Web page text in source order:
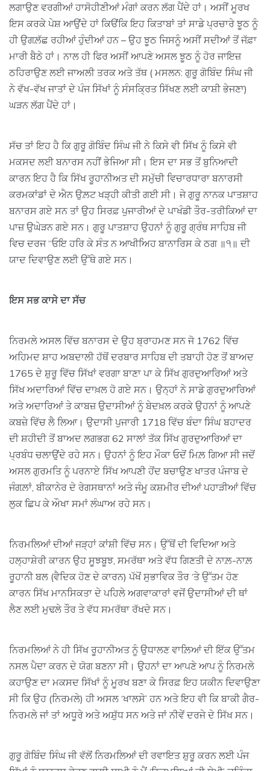
ਲਗਾਉਣ ਵਰਗੀਆਂ ਹਾਸੋਹੀਣੀਆਂ ਮੰਗਾਂ ਕਰਨ ਲੱਗ ਪੈਂਦੇ ਹਾਂ। ਅਸੀਂ ਮੂਰਖ
ਇਸ ਕਰਕੇ ਪੇਸ਼ ਆਉਂਦੇ ਹਾਂ ਕਿੳਂਕਿ ਇਹ ਕਿਤਾਬਾਂ ਤਾਂ ਸਾਡੇ ਪ੍ਰਚਾਰੇ ਝੂਠ ਨੂੰ
ਹੀ ਉਗਲ਼ੱਛ ਰਹੀਆਂ ਹੁੰਦੀਆਂ ਹਨ – ਉਹ ਝੂਠ ਜਿਸਨੂੰ ਅਸੀਂ ਸਦੀਆਂ ਤੋਂ ਜੱਫ਼ਾ
ਮਾਰੀ ਬੈਠੇ ਹਾਂ। ਨਾਲ ਹੀ ਫਿਰ ਅਸੀਂ ਆਪਣੇ ਅਸਲ ਝੂਠ ਨੂੰ ਹੋਰ ਜਾਇਜ਼
ਠਹਿਰਾਉਣ ਲਈ ਜਾਅਲੀ ਤਰਕ ਅਤੇ ਤੱਥ ( ਮਸਲਨ: ਗੁਰੂ ਗੋਬਿੰਦ ਸਿੰਘ ਜੀ
ਨੇ ਵੱਖ-ਵੱਖ ਜਾਤਾਂ ਦੇ ਪੰਜ ਸਿੱਖਾਂ ਨੂੰ ਸੰਸਕ੍ਰਿਤ ਸਿੱਖਣ ਲਈ ਕਾਸ਼ੀ ਭੇਜਣਾ)
ਘੜਨ ਲੱਗ ਪੈਂਦੇ ਹਾਂ।
ਸੱਚ ਤਾਂ ਇਹ ਹੈ ਕਿ ਗੁਰੂ ਗੋਬਿੰਦ ਸਿੰਘ ਜੀ ਨੇ ਕਿਸੇ ਵੀ ਸਿੱਖ ਨੂੰ ਕਿਸੇ ਵੀ
ਮਕਸਦ ਲਈ ਬਨਾਰਸ ਨਹੀਂ ਭੇਜਿਆ ਸੀ। ਇਸ ਦਾ ਸਭ ਤੋਂ ਬੁਨਿਆਦੀ
ਕਾਰਨ ਇਹ ਹੈ ਕਿ ਸਿੱਖ ਰੂਹਾਨੀਅਤ ਦੀ ਸਮੁੱਚੀ ਵਿਚਾਰਧਾਰਾ ਬਨਾਰਸੀ
ਕਰਮਕਾਂਡਾਂ ਦੇ ਐਨ ਉਲ਼ਟ ਖੜ੍ਹੀ ਕੀਤੀ ਗਈ ਸੀ। ਜੇ ਗੁਰੂ ਨਾਨਕ ਪਾਤਸ਼ਾਹ
ਬਨਾਰਸ ਗਏ ਸਨ ਤਾਂ ਉਹ ਸਿਰਫ਼ ਪੁਜਾਰੀਆਂ ਦੇ ਪਾਖੰਡੀ ਤੌਰ-ਤਰੀਕਿਆਂ ਦਾ
ਪਾਜ਼ ਉਘੇੜਨ ਗਏ ਸਨ। ਗੁਰੂ ਪਾਤਸ਼ਾਹ ਉਹਨਾਂ ਨੂੰ ਗੁਰੂ ਗ੍ਰੰਥ ਸਾਹਿਬ ਜੀ
ਵਿਚ ਦਰਜ “ਓਇ ਹਰਿ ਕੇ ਸੰਤ ਨ ਆਖੀਅਿਹ ਬਾਨਾਰਿਸ ਕੇ ਠਗ ॥੧॥ ਦੀ
ਯਾਦ ਦਿਵਾਉਣ ਲਈ ਉੱਥੇ ਗਏ ਸਨ।
ਇਸ ਸਭ ਕਾਸੇ ਦਾ ਸੱਚ
ਨਿਰਮਲੇ ਅਸਲ ਵਿੱਚ ਬਨਾਰਸ ਦੇ ਉਹ ਬ੍ਰਾਹਮਣ ਸਨ ਜੋ 1762 ਵਿੱਚ
ਅਹਿਮਦ ਸ਼ਾਹ ਅਬਦਾਲੀ ਹੱਥੋਂ ਦਰਬਾਰ ਸਾਹਿਬ ਦੀ ਤਬਾਹੀ ਹੋਣ ਤੋਂ ਬਾਅਦ
1765 ਦੇ ਸ਼ੁਰੂ ਵਿੱਚ ਸਿੱਖਾਂ ਵਰਗਾ ਬਾਣਾ ਪਾ ਕੇ ਸਿੱਖ ਗੁਰਦੁਆਰਿਆਂ ਅਤੇ
ਸਿੱਖ ਅਦਾਰਿਆਂ ਵਿੱਚ ਦਾਖ਼ਲ ਹੋ ਗਏ ਸਨ। ਉਨ੍ਹਾਂ ਨੇ ਸਾਡੇ ਗੁਰਦੁਆਰਿਆਂ
ਅਤੇ ਅਦਾਰਿਆਂ ਤੇ ਕਾਬਜ਼ ਉਦਾਸੀਆਂ ਨੂੰ ਬੇਦਖ਼ਲ ਕਰਕੇ ਉਹਨਾਂ ਨੂੰ ਆਪਣੇ
ਕਬਜ਼ੇ ਵਿੱਚ ਲੈ ਲਿਆ। ਉਦਾਸੀ ਪੁਜਾਰੀ 1718 ਵਿੱਚ ਬੰਦਾ ਸਿੰਘ ਬਹਾਦਰ
ਦੀ ਸ਼ਹੀਦੀ ਤੋਂ ਬਾਅਦ ਲਗਭਗ 62 ਸਾਲਾਂ ਤੱਕ ਸਿੱਖ ਗੁਰਦੁਆਰਿਆਂ ਦਾ
ਪ੍ਰਬੰਧ ਚਲਾਉਂਦੇ ਰਹੇ ਸਨ। ਉਹਨਾਂ ਨੂੰ ਇਹ ਮੌਕਾ ਓਦੋਂ ਮਿਲ਼ ਗਿਆ ਸੀ ਜਦੋਂ
ਅਸਲ ਗੁਰਮਤਿ ਨੂੰ ਪਰਨਾਏ ਸਿੱਖ ਆਪਣੀ ਹੋਂਦ ਬਚਾਉਣ ਖਾਤਰ ਪੰਜਾਬ ਦੇ
ਜੰਗਲ਼ਾਂ, ਬੀਕਾਨੇਰ ਦੇ ਰੇਗਸਥਾਨਾਂ ਅਤੇ ਜੰਮੂ ਕਸ਼ਮੀਰ ਦੀਆਂ ਪਹਾੜੀਆਂ ਵਿੱਚ
ਲੁਕ ਛਿਪ ਕੇ ਔਖਾ ਸਮਾਂ ਲੰਘਾਅ ਰਹੇ ਸਨ।
ਨਿਰਮਲਿਆਂ ਦੀਆਂ ਜੜ੍ਹਾਂ ਕਾਂਸ਼ੀ ਵਿੱਚ ਸਨ। ਉੱਥੋਂ ਦੀ ਵਿਦਿਆ ਅਤੇ
ਹਲ੍ਹਾਸ਼ੇਰੀ ਕਾਰਨ ਉਹ ਸੂਝਬੂਝ, ਸਮਰੱਥਾ ਅਤੇ ਵੱਧ ਗਿਣਤੀ ਦੇ ਨਾਲ਼-ਨਾਲ਼
ਰੂਹਾਨੀ ਬਲ (ਵੈਦਿਕ ਹੋਣ ਦੇ ਕਾਰਨ) ਪੱਖੋਂ ਸੁਭਾਵਿਕ ਤੌਰ ‘ਤੇ ਉੱਤਮ ਹੋਣ
ਕਾਰਨ ਸਿੱਖ ਮਾਨਸਿਕਤਾ ਦੇ ਪਹਿਲੇ ਅਗਵਾਕਾਰਾਂ ਵਜੋਂ ਉਦਾਸੀਆਂ ਦੀ ਥਾਂ
ਲੈਣ ਲਈ ਮੁਢਲੇ ਤੌਰ ਤੇ ਵੱਧ ਸਮਰੱਥਾ ਰੱਖਦੇ ਸਨ।
ਨਿਰਮਲਿਆਂ ਨੇ ਹੀ ਸਿੱਖ ਰੂਹਾਨੀਅਤ ਨੂੰ ਉਧਾਲਣ ਵਾਲ਼ਿਆਂ ਦੀ ਇੱਕ ਉੱਤਮ
ਨਸਲ ਪੈਦਾ ਕਰਨ ਦੇ ਯੋਗ ਬਣਨਾ ਸੀ। ਉਹਨਾਂ ਦਾ ਆਪਣੇ ਆਪ ਨੂੰ ਨਿਰਮਲੇ
ਕਹਾਉਣ ਦਾ ਮਕਸਦ ਸਿੱਖਾਂ ਨੂੰ ਮੂਰਖ ਬਣਾ ਕੇ ਸਿਰਫ਼ ਇਹ ਯਕੀਨ ਦਿਵਾਉਣਾ
ਸੀ ਕਿ ਉਹ (ਨਿਰਮਲੇ) ਹੀ ਅਸਲ ‘ਖਾਲਸੇ’ ਹਨ ਅਤੇ ਇਹ ਵੀ ਕਿ ਬਾਕੀ ਗੈਰ-
ਨਿਰਮਲੇ ਜਾਂ ਤਾਂ ਅਧੂਰੇ ਅਤੇ ਅਸ਼ੁੱਧ ਸਨ ਅਤੇ ਜਾਂ ਨੀਵੇਂ ਦਰਜੇ ਦੇ ਸਿੱਖ ਸਨ।
ਗੁਰੂ ਗੋਬਿੰਦ ਸਿੰਘ ਜੀ ਵੱਲੋਂ ਨਿਰਮਲਿਆਂ ਦੀ ਰਵਾਇਤ ਸ਼ੁਰੂ ਕਰਨ ਲਈ ਪੰਜ